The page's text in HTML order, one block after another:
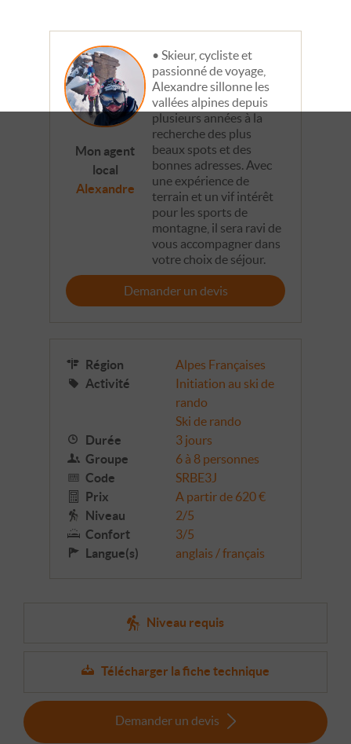
Mon agent
local
Alexandre
Skieur, cycliste et
passionné de voyage,
Alexandre sillonne les
vallées alpines depuis
plusieurs années à la
recherche des plus
beaux spots et des
bonnes adresses. Avec
une expérience de
terrain et un vif intérêt
pour les sports de
montagne, il sera ravi de
vous accompagner dans
votre choix de séjour.
Demander un devis
Région
Alpes Françaises
Activité
Initiation au ski de
rando
Ski de rando
Durée
3 jours
Groupe
6 à 8 personnes
Code
SRBE3J
Prix
A partir de 620 €
Niveau
2/5
Confort
3/5
Langue(s)
anglais / français
Niveau requis
Télécharger la fiche technique
Demander un devis